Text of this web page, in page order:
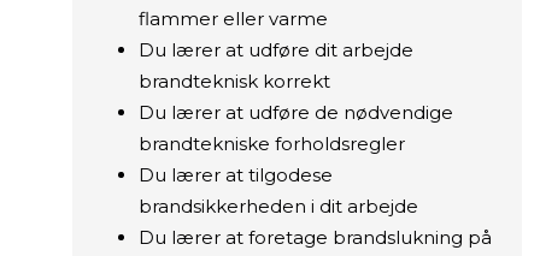
flammer eller varme
Du lærer at udføre dit arbejde
brandteknisk korrekt
Du lærer at udføre de nødvendige
brandtekniske forholdsregler
Du lærer at tilgodese
brandsikkerheden i dit arbejde
Du lærer at foretage brandslukning på